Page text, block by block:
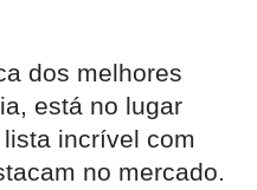
dos melhores
está no lugar
incrível com
no mercado.